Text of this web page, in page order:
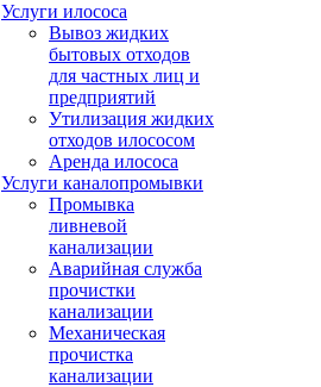
Услуги илососа
Вывоз жидких
бытовых отходов
для частных лиц и
предприятий
Утилизация жидких
отходов илососом
Аренда илососа
Услуги каналопромывки
Промывка
ливневой
канализации
Аварийная служба
прочистки
канализации
Механическая
прочистка
канализации